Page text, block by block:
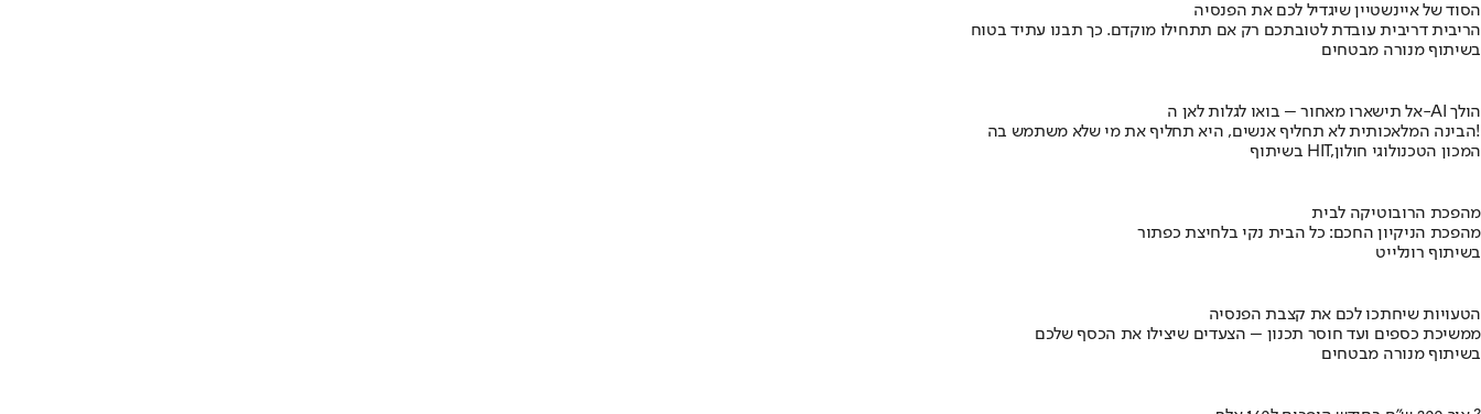
הסוד של איינשטיין שיגדיל לכם את הפנסיה
הריבית דריבית עובדת לטובתכם רק אם תתחילו מוקדם. כך תבנו עתיד בטוח
בשיתוף מנורה מבטחים
אל תישארו מאחור – בואו לגלות לאן ה-AI הולך
הבינה המלאכותית לא תחליף אנשים, היא תחליף את מי שלא משתמש בה!
בשיתוף HIT,המכון הטכנולוגי חולון
מהפכת הרובוטיקה לבית
מהפכת הניקיון החכם: כל הבית נקי בלחיצת כפתור
בשיתוף רונלייט
הטעויות שיחתכו לכם את קצבת הפנסיה
ממשיכת כספים ועד חוסר תכנון – הצעדים שיצילו את הכסף שלכם
בשיתוף מנורה מבטחים